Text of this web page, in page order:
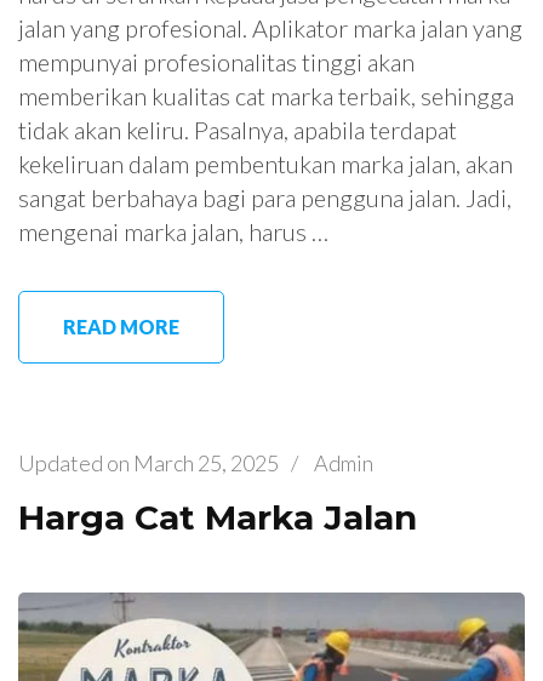
jalan yang profesional. Aplikator marka jalan yang
mempunyai profesionalitas tinggi akan
memberikan kualitas cat marka terbaik, sehingga
tidak akan keliru. Pasalnya, apabila terdapat
kekeliruan dalam pembentukan marka jalan, akan
sangat berbahaya bagi para pengguna jalan. Jadi,
mengenai marka jalan, harus …
READ MORE
Updated on March 25, 2025 / Admin
Harga Cat Marka Jalan